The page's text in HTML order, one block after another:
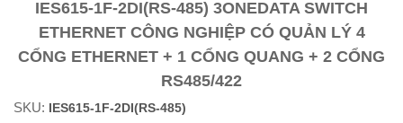
IES615-1F-2DI(RS-485) 3ONEDATA SWITCH
ETHERNET CÔNG NGHIỆP CÓ QUẢN LÝ 4
CỔNG ETHERNET + 1 CỔNG QUANG + 2 CỔNG
RS485/422
SKU: IES615-1F-2DI(RS-485)